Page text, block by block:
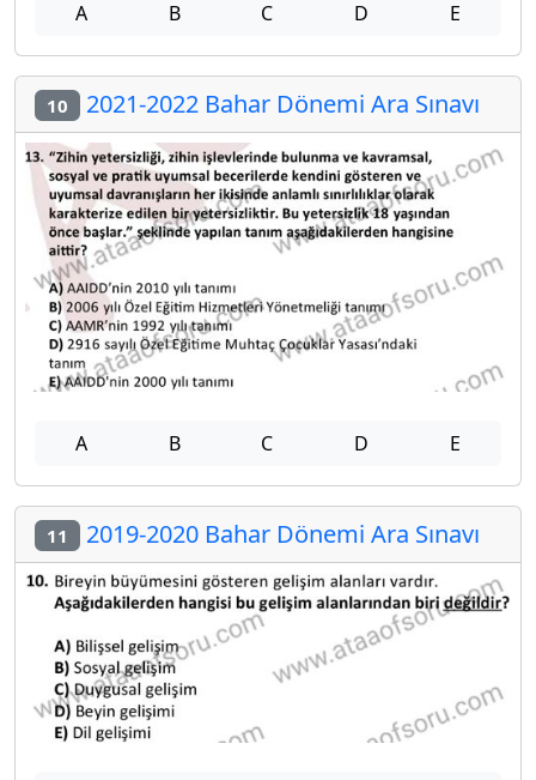
A B C D E
10 2021-2022 Bahar Dönemi Ara Sınavı
A B C D E
11 2019-2020 Bahar Dönemi Ara Sınavı